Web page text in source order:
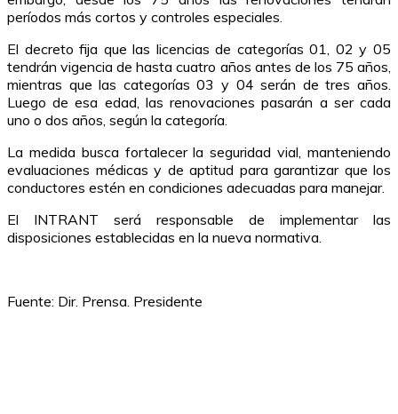
períodos más cortos y controles especiales.
El decreto fija que las licencias de categorías 01, 02 y 05
tendrán vigencia de hasta cuatro años antes de los 75 años,
mientras que las categorías 03 y 04 serán de tres años.
Luego de esa edad, las renovaciones pasarán a ser cada
uno o dos años, según la categoría.
La medida busca fortalecer la seguridad vial, manteniendo
evaluaciones médicas y de aptitud para garantizar que los
conductores estén en condiciones adecuadas para manejar.
El INTRANT será responsable de implementar las
disposiciones establecidas en la nueva normativa.
Fuente: Dir. Prensa. Presidente